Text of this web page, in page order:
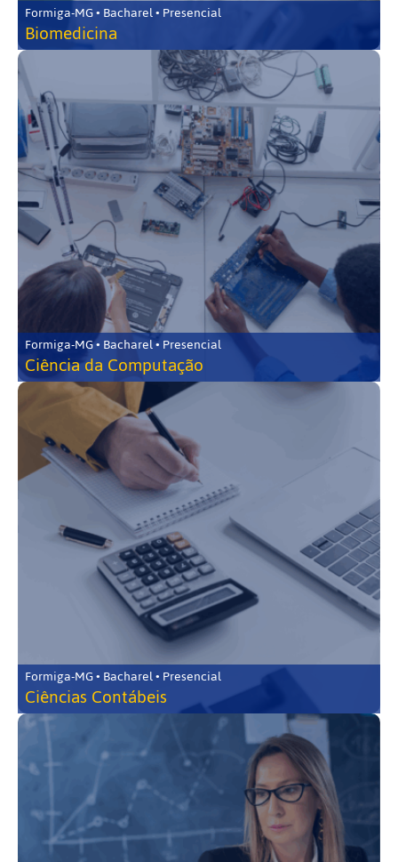
Formiga-MG • Bacharel • Presencial
Biomedicina
Formiga-MG • Bacharel • Presencial
Ciência da Computação
Formiga-MG • Bacharel • Presencial
Ciências Contábeis